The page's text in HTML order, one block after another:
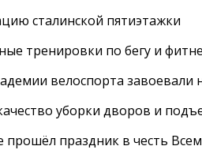
сталинской пятиэтажки
тренировки по бегу и
велоспорта завоевали
уборки дворов и
прошёл праздник в честь